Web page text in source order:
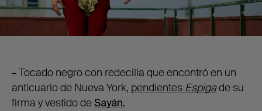
– Tocado negro con redecilla que encontró en un
anticuario de Nueva York, pendientes Espigade su
firma y vestido deSayán.